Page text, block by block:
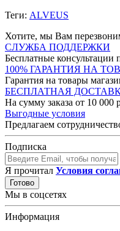
Теги: ALVEUS
Хотите, мы Вам
СЛУЖБА ПОДДЕРЖКИ
Бесплатные консультации
100% ГАРАНТИЯ НА
Гарантия на товары
БЕСПЛАТНАЯ
На сумму заказа от 10 000
Выгодные условия
Предлагаем
Подписка
Я прочитал Условия
Готово
Мы в соцсетях
Информация